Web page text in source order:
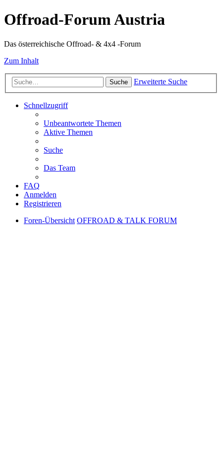
Offroad-Forum Austria
Das österreichische Offroad- & 4x4 -Forum
Zum Inhalt
Suche Erweiterte Suche
Schnellzugriff
Unbeantwortete Themen
Aktive Themen
Suche
Das Team
FAQ
Anmelden
Registrieren
Foren-Übersicht OFFROAD & TALK FORUM